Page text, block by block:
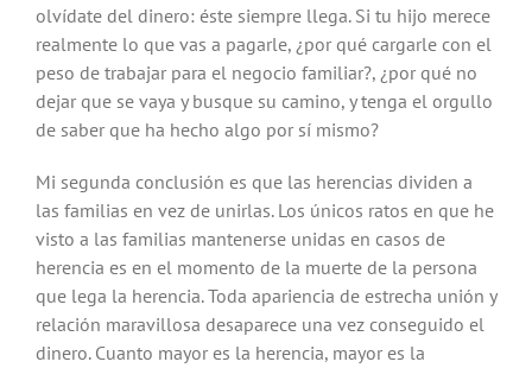
olvídate del dinero: éste siempre llega. Si tu hijo merece
realmente lo que vas a pagarle, ¿por qué cargarle con el
peso de trabajar para el negocio familiar?, ¿por qué no
dejar que se vaya y busque su camino, y tenga el orgullo
de saber que ha hecho algo por sí mismo?
Mi segunda conclusión es que las herencias dividen a
las familias en vez de unirlas. Los únicos ratos en que he
visto a las familias mantenerse unidas en casos de
herencia es en el momento de la muerte de la persona
que lega la herencia. Toda apariencia de estrecha unión y
relación maravillosa desaparece una vez conseguido el
dinero. Cuanto mayor es la herencia, mayor es la